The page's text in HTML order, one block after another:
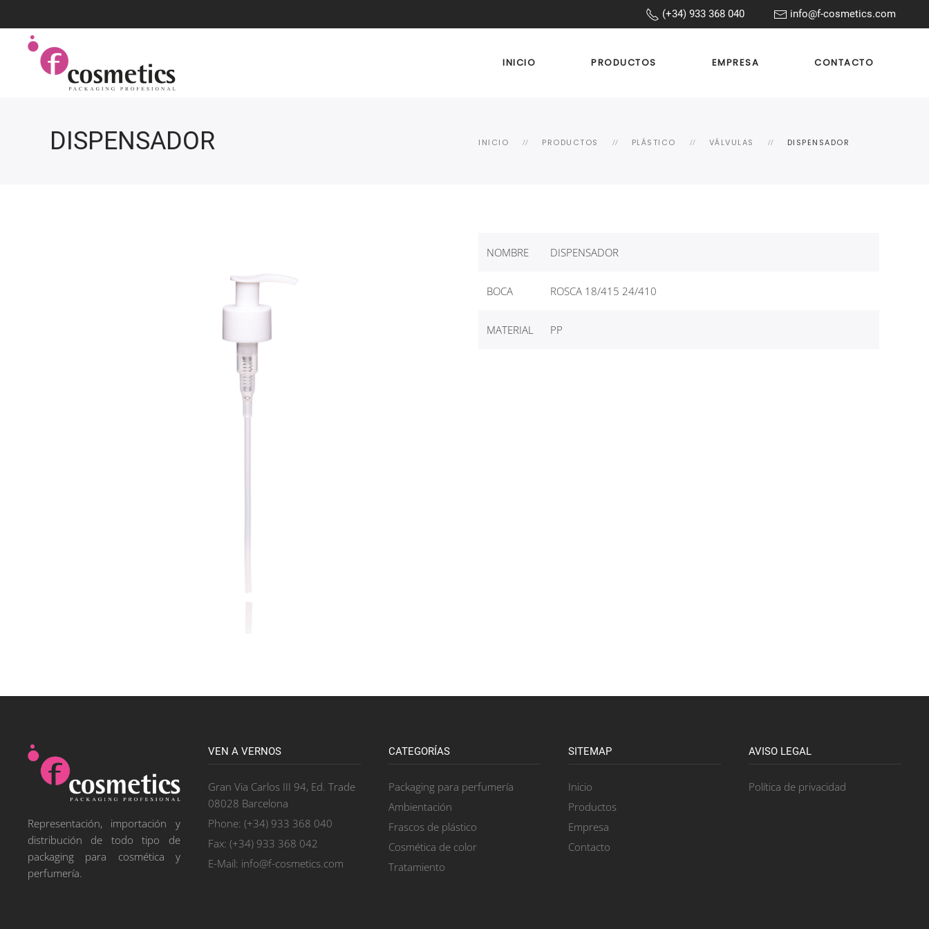
(+34) 933 368 040 info@f-cosmetics.com
INICIO PRODUCTOS EMPRESA CONTACTO
DISPENSADOR INICIO PRODUCTOS PLÁSTICO VÁLVULAS DISPENSADOR
NOMBRE DISPENSADOR
BOCA ROSCA 18/415 24/410
MATERIAL PP
Representación, importación y
distribución de todo tipo de
packaging para cosmética y
perfumería.
VEN A VERNOS
Gran Via Carlos III 94, Ed. Trade
08028 Barcelona
Phone: (+34) 933 368 040
Fax: (+34) 933 368 042
E-Mail: info@f-cosmetics.com
CATEGORÍAS
Packaging para perfumería
Ambientación
Frascos de plástico
Cosmética de color
Tratamiento
SITEMAP
Inicio
Productos
Empresa
Contacto
AVISO LEGAL
Política de privacidad